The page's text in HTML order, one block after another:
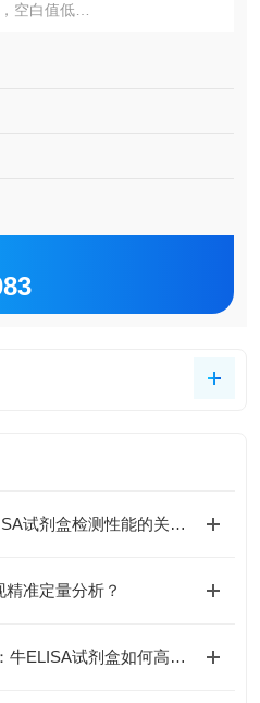
空白值低
液、细胞培养上清液、尿液、
、大鼠、小鼠、兔、猪、犬、
血管生成素、动脉粥样硬化因
金属蛋白酶、脂肪因子等。
存储与使用指南：保障牛ELISA试剂盒检测性能的关键措施
准定量分析？
牛类生物实验精准检测工具：牛ELISA试剂盒如何高效完成牛源样本目标蛋白定量分析？